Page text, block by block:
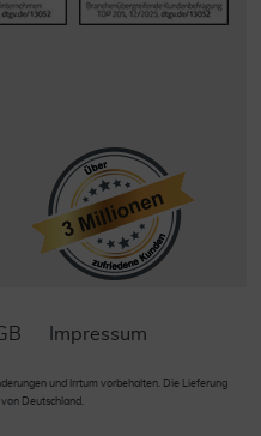
Impressum
und Irrtum vorbehalten. Die Lieferung
Deutschland.